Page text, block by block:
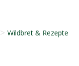
> Wildbret & Rezepte